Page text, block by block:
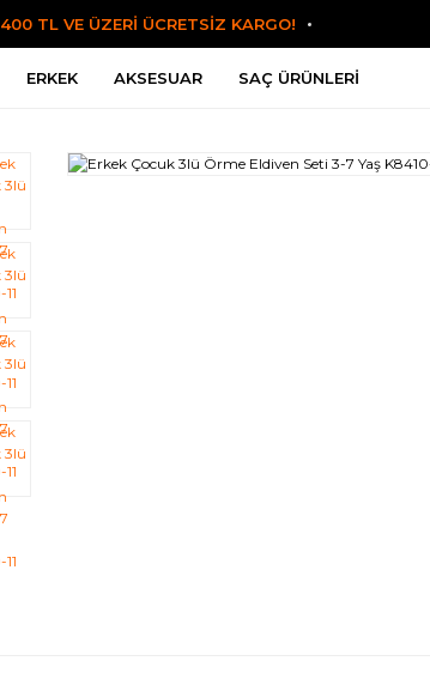
400 TL VE ÜZERİ ÜCRETSİZ KARGO!
ERKEK AKSESUAR SAÇ ÜRÜNLERI